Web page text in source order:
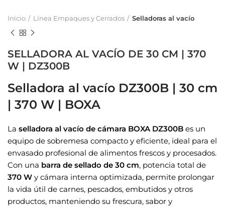
Inicio Línea Empaques y Cerrados Selladoras al vacío
SELLADORA AL VACÍO DE 30 CM | 370
W | DZ300B
Selladora al vacío DZ300B | 30 cm
| 370 W | BOXA
La selladora al vacío de cámara BOXA DZ300B es un
equipo de sobremesa compacto y eficiente, ideal para el
envasado profesional de alimentos frescos y procesados.
Con una barra de sellado de 30 cm, potencia total de
370 W y cámara interna optimizada, permite prolongar
la vida útil de carnes, pescados, embutidos y otros
productos, manteniendo su frescura, sabor y